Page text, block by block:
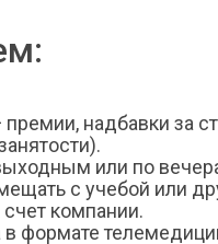
надбавки за
или по
с учебой или
компании.
в формате